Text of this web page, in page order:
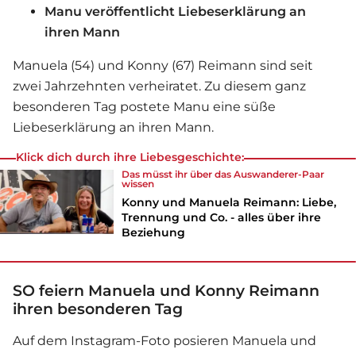
Manu veröffentlicht Liebeserklärung an
ihren Mann
Manuela (54) und Konny (67) Reimann sind seit
zwei Jahrzehnten verheiratet. Zu diesem ganz
besonderen Tag postete Manu eine süße
Liebeserklärung an ihren Mann.
Klick dich durch ihre Liebesgeschichte:
Das müsst ihr über das Auswanderer-Paar
wissen
Konny und Manuela Reimann: Liebe,
Trennung und Co. - alles über ihre
Beziehung
SO feiern Manuela und Konny Reimann
ihren besonderen Tag
Auf dem Instagram-Foto posieren Manuela und